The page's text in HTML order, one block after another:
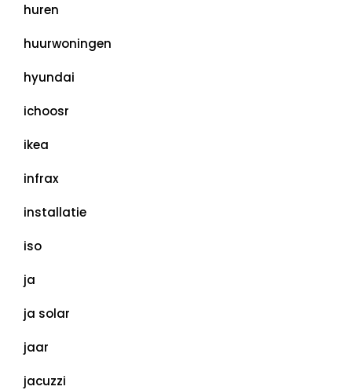
huren
huurwoningen
hyundai
ichoosr
ikea
infrax
installatie
iso
ja
ja solar
jaar
jacuzzi